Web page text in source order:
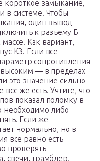
короткое замыкание,
в системе. Чтобы
один вывод
к разъему Б
Как вариант,
КЗ. Если все
сопротивления
высоким — в пределах
это значение сильно
все же есть. Учтите, что
показал поломку в
необходимо либо
Если же
нормально, но в
все равно есть
проверять
свечи, трамблер.